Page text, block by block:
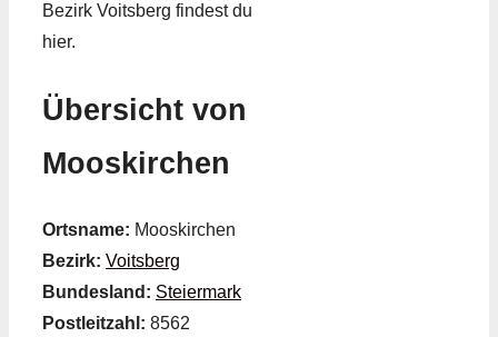
Bezirk Voitsberg findest du
hier.
Übersicht von
Mooskirchen
Ortsname: Mooskirchen
Bezirk: Voitsberg
Bundesland: Steiermark
Postleitzahl: 8562